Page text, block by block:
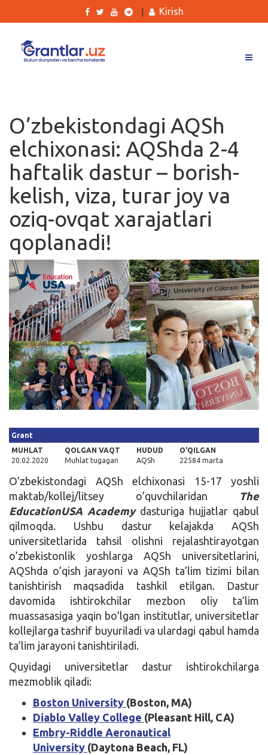
Ishlar
Kurslar
Blog
Yana
Qidirish
Kirish
Kirish
O’zbekistondagi AQSh
elchixonasi: AQShda 2-4
haftalik dastur – borish-
kelish, viza, turar joy va
oziq-ovqat xarajatlari
qoplanadi!
Grant
MUHLAT
20.02.2020
QOLGAN VAQT
Muhlat tugagan
HUDUD
AQSh
O'QILGAN
22584 marta
O’zbekistondagi AQSh elchixonasi 15-17 yoshli
maktab/kollej/litsey o’quvchilaridan
The
EducationUSA Academydasturiga hujjatlar qabul
qilmoqda. Ushbu dastur kelajakda AQSh
universitetlarida tahsil olishni rejalashtirayotgan
o’zbekistonlik yoshlarga AQSh universitetlarini,
AQShda o’qish jarayoni va AQSh ta’lim tizimi bilan
tanishtirish maqsadida tashkil etilgan. Dastur
davomida ishtirokchilar mezbon oliy ta’lim
muassasasiga yaqin bo’lgan institutlar, universitetlar
kollejlarga tashrif buyuriladi va ulardagi qabul hamda
ta’lim jarayoni tanishtiriladi.
Quyidagi universitetlar dastur ishtirokchilarga
mezmoblik qiladi:
Boston University (Boston, MA)
Diablo Valley College (Pleasant Hill, CA)
Embry-Riddle Aeronautical
University (Daytona Beach, FL)